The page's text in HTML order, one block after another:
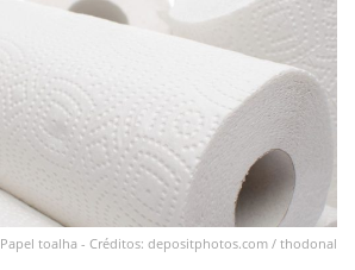
Papel toalha - Créditos: depositphotos.com / thodonal